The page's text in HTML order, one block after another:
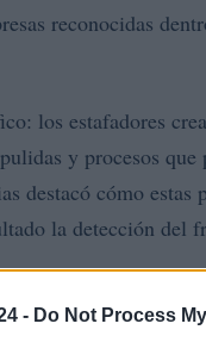
- Do Not Process
reconocidas
los estafadores
y procesos que
destacó cómo estas
la detección del